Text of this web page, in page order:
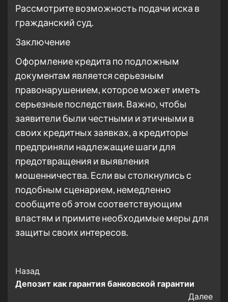
Рассмотрите возможность подачи иска в
гражданский суд.
Заключение
Оформление кредита по подложным
документам является серьезным
правонарушением, которое может иметь
серьезные последствия. Важно, чтобы
заявители были честными и этичными в
своих кредитных заявках, а кредиторы
предприняли надлежащие шаги для
предотвращения и выявления
мошенничества. Если вы столкнулись с
подобным сценарием, немедленно
сообщите об этом соответствующим
властям и примите необходимые меры для
защиты своих интересов.
Post
Navigation
Назад
Депозит как гарантия банковской гарантии
Далее